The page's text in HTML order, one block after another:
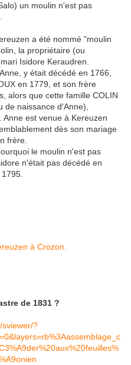
un moulin n'est pas
a été nommé "moulin
la propriétaire (ou
Isidore Keraudren.
y était décédé en 1766,
en 1779, et son frère
alors que cette famille COLIN
de naissance d'Anne),
Anne est venue à Kereuzen
dès son mariage
frère.
le moulin n'est pas
n'était pas décédé en
de 1831 ?
?